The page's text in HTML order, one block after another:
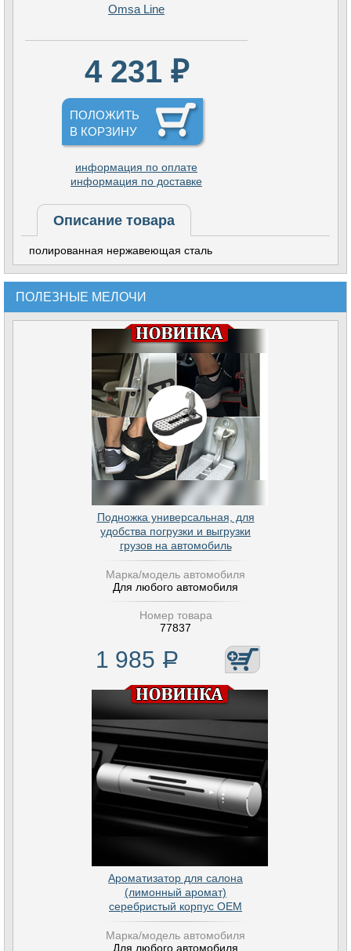
Omsa Line
4 231 ₽
ПОЛОЖИТЬ
В КОРЗИНУ
информация по оплате
информация по доставке
Описание товара
полированная нержавеющая сталь
ПОЛЕЗНЫЕ МЕЛОЧИ
Подножка универсальная, для
удобства погрузки и выгрузки
грузов на автомобиль
Марка/модель автомобиля
Для любого автомобиля
Номер товара
77837
1 985 Р
Ароматизатор для салона
(лимонный аромат)
серебристый корпус OEM
Марка/модель автомобиля
Для любого автомобиля